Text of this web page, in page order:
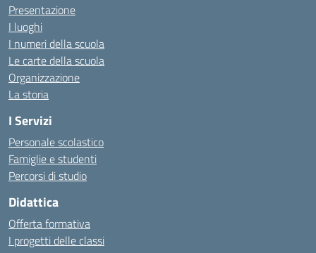
Presentazione
I luoghi
I numeri della scuola
Le carte della scuola
Organizzazione
La storia
I Servizi
Personale scolastico
Famiglie e studenti
Percorsi di studio
Didattica
Offerta formativa
I progetti delle classi